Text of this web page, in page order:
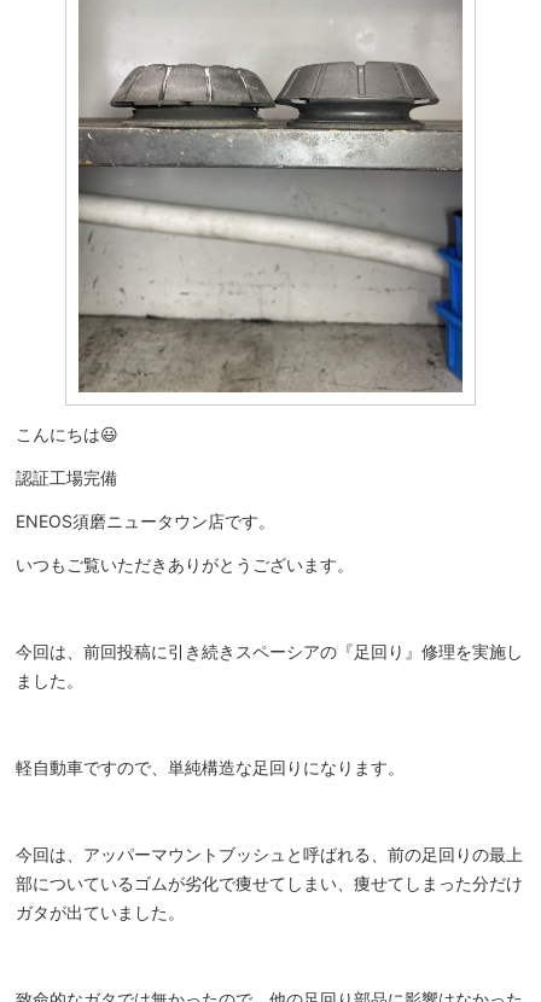
こんにちは😃
認証工場完備
ENEOS須磨ニュータウン店です。
いつもご覧いただきありがとうございます。
今回は、前回投稿に引き続きスペーシアの『足回り』修理を実施し
ました。
軽自動車ですので、単純構造な足回りになります。
今回は、アッパーマウントブッシュと呼ばれる、前の足回りの最上
部についているゴムが劣化で痩せてしまい、痩せてしまった分だけ
ガタが出ていました。